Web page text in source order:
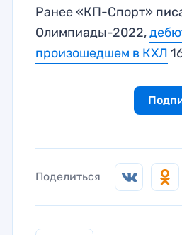
Ранее «КП-Спорт»
Олимпиады-2022,
произошедшем в КХЛ
Поделиться